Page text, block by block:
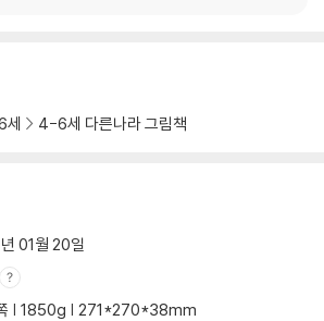
4-6세 다른나라 그림책
01월 20일
| 1850g | 271*270*38mm